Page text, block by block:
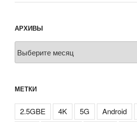
АРХИВЫ
МЕТКИ
2.5GBE 4K 5G Android